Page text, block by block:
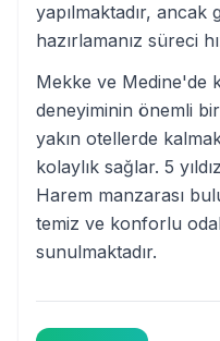
yapılmaktadır, ancak
hazırlamanız süreci
Mekke ve Medine'de
deneyiminin önemli
yakın otellerde
kolaylık sağlar. 5
Harem manzarası
temiz ve konforlu
sunulmaktadır.